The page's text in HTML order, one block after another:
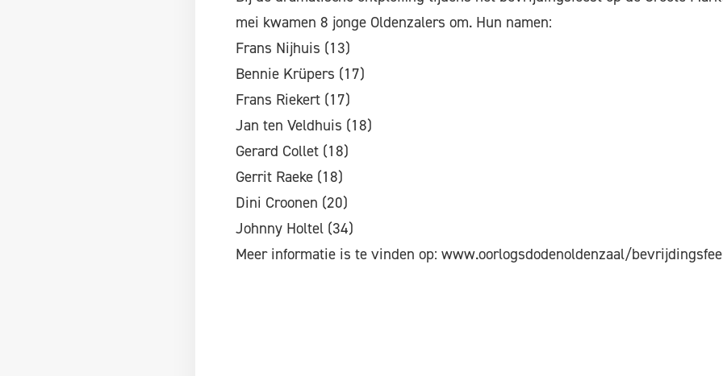
mei kwamen 8 jonge Oldenzalers om. Hun namen:
Frans Nijhuis (13)
Bennie Krüpers (17)
Frans Riekert (17)
Jan ten Veldhuis (18)
Gerard Collet (18)
Gerrit Raeke (18)
Dini Croonen (20)
Johnny Holtel (34)
Meer informatie is te vinden op: www.oorlogsdodenoldenzaal/